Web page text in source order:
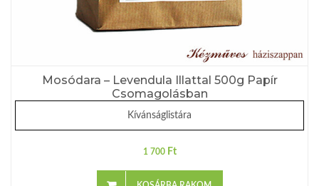
Mosódara – Levendula Illattal 500g Papír
Csomagolásban
Kívánságlistára
1 700 Ft